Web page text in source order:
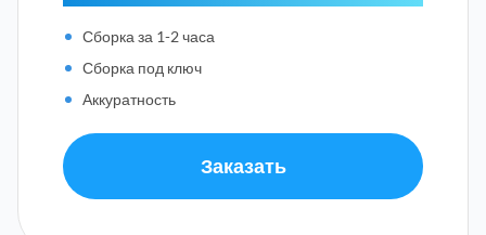
Сборка за 1-2 часа
Сборка под ключ
Аккуратность
Заказать